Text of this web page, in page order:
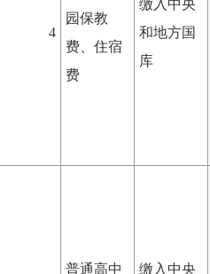
4
园保教
费、住宿
费
缴入中央
和地方国
库
普通高中
缴入中央